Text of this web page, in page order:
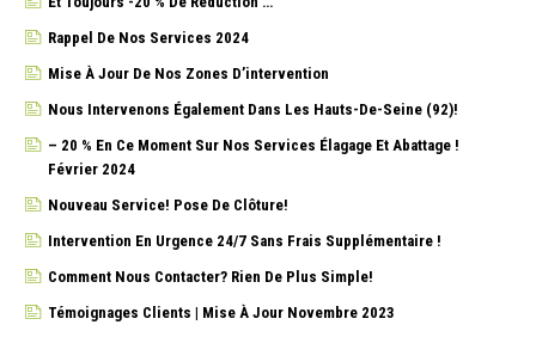
Rappel De Nos Services 2024
Mise À Jour De Nos Zones D’intervention
Nous Intervenons Également Dans Les Hauts-De-Seine (92)!
– 20 % En Ce Moment Sur Nos Services Élagage Et Abattage !
Février 2024
Nouveau Service! Pose De Clôture!
Intervention En Urgence 24/7 Sans Frais Supplémentaire !
Comment Nous Contacter? Rien De Plus Simple!
Témoignages Clients | Mise À Jour Novembre 2023